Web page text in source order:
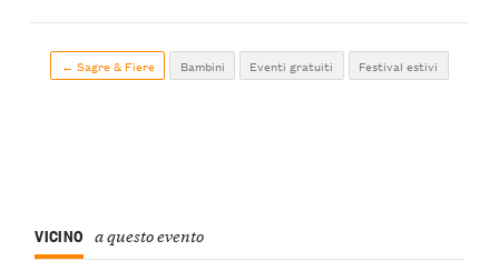
← Sagre & Fiere Bambini Eventi gratuiti Festival estivi
VICINO a questo evento